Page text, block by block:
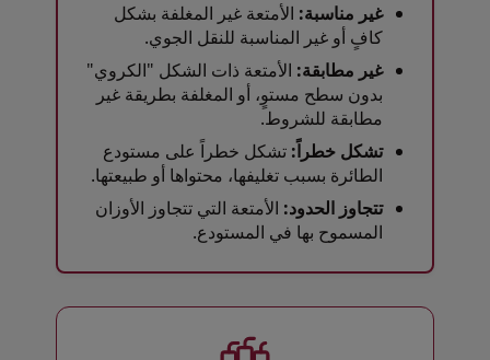
غير مناسبة: الأمتعة غير المغلفة بشكل
كافٍ أو غير المناسبة للنقل الجوي.
غير مطابقة: الأمتعة ذات الشكل "الكروي"
بدون سطح مستوٍ، أو المغلفة بطريقة غير
مطابقة للشروط.
تشكل خطراً: تشكل خطراً على مستودع
الطائرة بسبب تغليفها، محتواها أو طبيعتها.
تتجاوز الحدود: الأمتعة التي تتجاوز الأوزان
المسموح بها في المستودع.